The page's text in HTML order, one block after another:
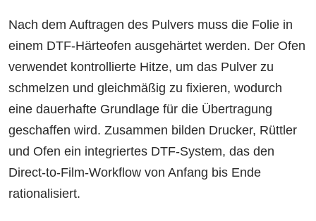
Nach dem Auftragen des Pulvers muss die Folie in
einem DTF-Härteofen ausgehärtet werden. Der Ofen
verwendet kontrollierte Hitze, um das Pulver zu
schmelzen und gleichmäßig zu fixieren, wodurch
eine dauerhafte Grundlage für die Übertragung
geschaffen wird. Zusammen bilden Drucker, Rüttler
und Ofen ein integriertes DTF-System, das den
Direct-to-Film-Workflow von Anfang bis Ende
rationalisiert.